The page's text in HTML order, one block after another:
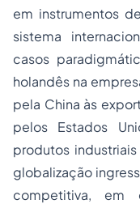
em instrumentos
sistema
casos
holandês na
pela China às
pelos Estados
produtos
globalização
competitiva, em